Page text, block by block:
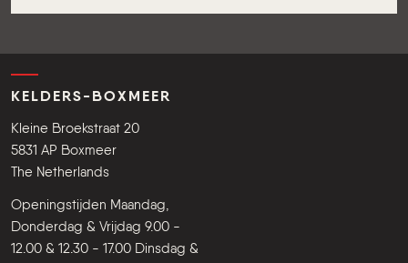
KELDERS-BOXMEER
Kleine Broekstraat 20
5831 AP Boxmeer
The Netherlands
Openingstijden Maandag,
Donderdag & Vrijdag 9.00 -
12.00 & 12.30 - 17.00 Dinsdag &